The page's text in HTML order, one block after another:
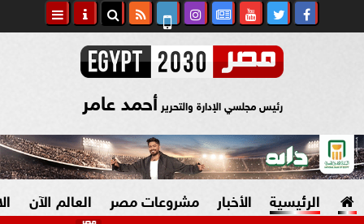
رئيس مجلسي الإدارة والتحرير أحمد عامر
الرئيسية الأخبار مشروعات مصر العالم الآن